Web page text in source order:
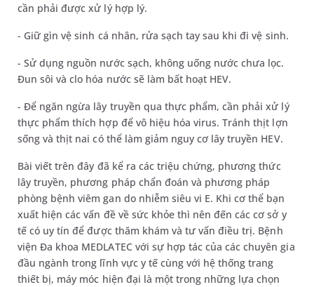
cần phải được xử lý hợp lý.
- Giữ gìn vệ sinh cá nhân, rửa sạch tay sau khi đi vệ sinh.
- Sử dụng nguồn nước sạch, không uống nước chưa lọc.
Đun sôi và clo hóa nước sẽ làm bất hoạt HEV.
- Để ngăn ngừa lây truyền qua thực phẩm, cần phải xử lý
thực phẩm thích hợp để vô hiệu hóa virus. Tránh thịt lợn
sống và thịt nai có thể làm giảm nguy cơ lây truyền HEV.
Bài viết trên đây đã kể ra các triệu chứng, phương thức
lây truyền, phương pháp chẩn đoán và phương pháp
phòng bệnh viêm gan do nhiễm siêu vi E. Khi cơ thể bạn
xuất hiện các vấn đề về sức khỏe thì nên đến các cơ sở y
tế có uy tín để được thăm khám và tư vấn điều trị. Bệnh
viện Đa khoa MEDLATEC với sự hợp tác của các chuyên gia
đầu ngành trong lĩnh vực y tế cùng với hệ thống trang
thiết bị, máy móc hiện đại là một trong những lựa chọn